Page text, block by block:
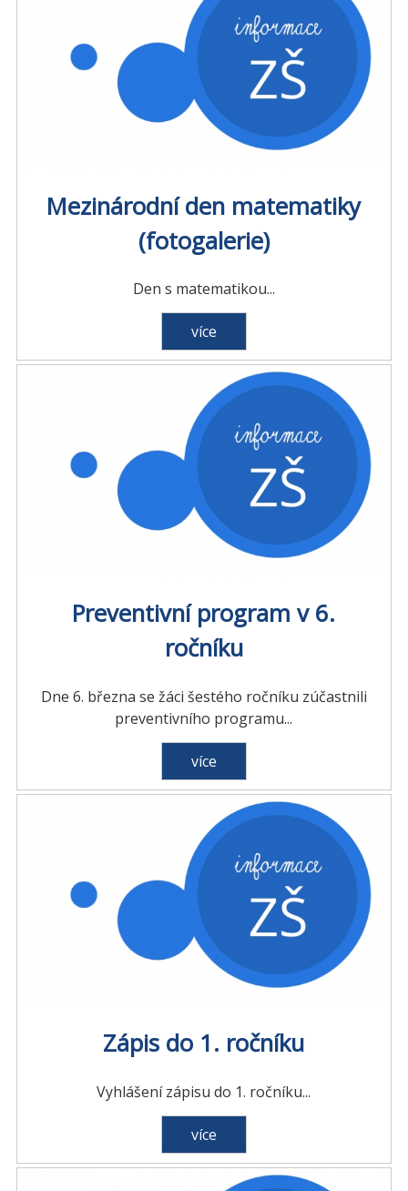
Mezinárodní den matematiky
(fotogalerie)
Den s matematikou...
více
Preventivní program v 6.
ročníku
Dne 6. března se žáci šestého ročníku zúčastnili
preventivního programu...
více
Zápis do 1. ročníku
Vyhlášení zápisu do 1. ročníku...
více